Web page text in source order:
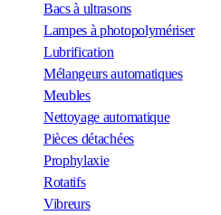
Bacs à ultrasons
Lampes à photopolymériser
Lubrification
Mélangeurs automatiques
Meubles
Nettoyage automatique
Pièces détachées
Prophylaxie
Rotatifs
Vibreurs